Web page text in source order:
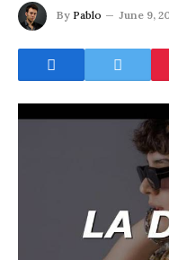
By Pablo June 9,